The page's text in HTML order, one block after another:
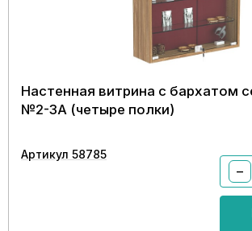
Настенная витрина с бархатом
№2-3А (четыре полки)
Артикул 58785
−